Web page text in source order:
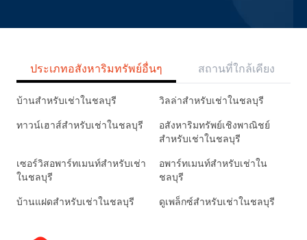
ประเภทอสังหาริมทรัพย์อื่นๆ สถานที่ใกล้เคียง
บ้านสำหรับเช่าในชลบุรี วิลล่าสำหรับเช่าในชลบุรี
ทาวน์เฮาส์สำหรับเช่าในชลบุรี
อสังหาริมทรัพย์เชิงพาณิชย์
สำหรับเช่าในชลบุรี
เซอร์วิสอพาร์ทเมนท์สำหรับเช่า
ในชลบุรี
อพาร์ทเมนท์สำหรับเช่าใน
ชลบุรี
บ้านแฝดสำหรับเช่าในชลบุรี ดูเพล็กซ์สำหรับเช่าในชลบุรี